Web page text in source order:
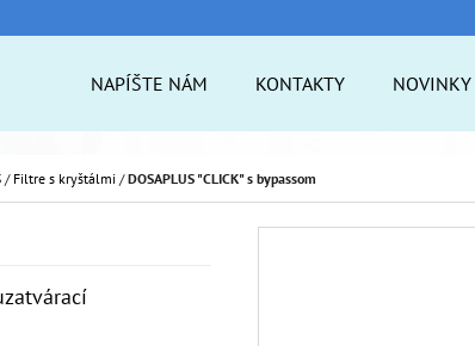
NAPÍŠTE NÁM KONTAKTY NOVINKY
/ Filtre s kryštálmi / DOSAPLUS "CLICK" s bypassom